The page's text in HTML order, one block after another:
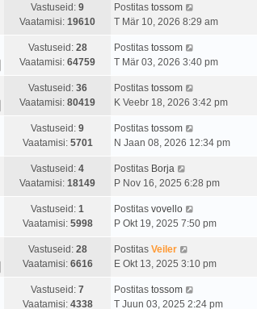
Vastuseid: 9
Vaatamisi: 19610
Postitas tossom
T Mär 10, 2026 8:29 am
Vastuseid: 28
Vaatamisi: 64759
Postitas tossom
T Mär 03, 2026 3:40 pm
Vastuseid: 36
Vaatamisi: 80419
Postitas tossom
K Veebr 18, 2026 3:42 pm
Vastuseid: 9
Vaatamisi: 5701
Postitas tossom
N Jaan 08, 2026 12:34 pm
Vastuseid: 4
Vaatamisi: 18149
Postitas Borja
P Nov 16, 2025 6:28 pm
Vastuseid: 1
Vaatamisi: 5998
Postitas vovello
P Okt 19, 2025 7:50 pm
Vastuseid: 28
Vaatamisi: 6616
Postitas Veiler
E Okt 13, 2025 3:10 pm
Vastuseid: 7
Vaatamisi: 4338
Postitas tossom
T Juun 03, 2025 2:24 pm